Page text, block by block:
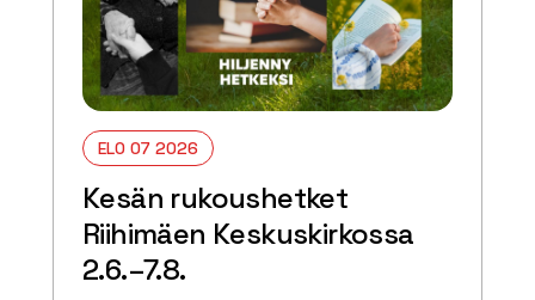
ELO 07 2026
Kesän rukoushetket
Riihimäen Keskuskirkossa
2.6.–7.8.